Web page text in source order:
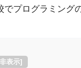
プログラミング
表示]